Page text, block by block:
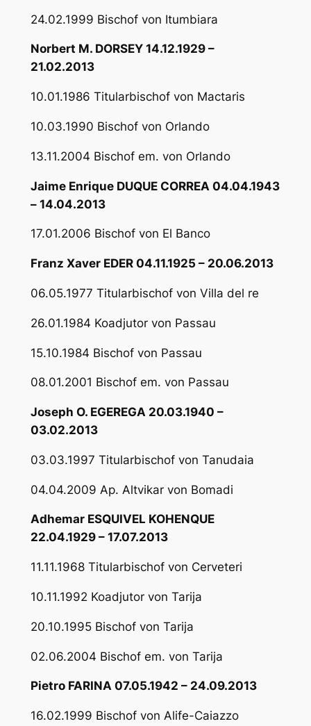
24.02.1999 Bischof von Itumbiara
Norbert M. DORSEY 14.12.1929 –
21.02.2013
10.01.1986 Titularbischof von Mactaris
10.03.1990 Bischof von Orlando
13.11.2004 Bischof em. von Orlando
Jaime Enrique DUQUE CORREA 04.04.1943
– 14.04.2013
17.01.2006 Bischof von El Banco
Franz Xaver EDER 04.11.1925 – 20.06.2013
06.05.1977 Titularbischof von Villa del re
26.01.1984 Koadjutor von Passau
15.10.1984 Bischof von Passau
08.01.2001 Bischof em. von Passau
Joseph O. EGEREGA 20.03.1940 –
03.02.2013
03.03.1997 Titularbischof von Tanudaia
04.04.2009 Ap. Altvikar von Bomadi
Adhemar ESQUIVEL KOHENQUE
22.04.1929 – 17.07.2013
11.11.1968 Titularbischof von Cerveteri
10.11.1992 Koadjutor von Tarija
20.10.1995 Bischof von Tarija
02.06.2004 Bischof em. von Tarija
Pietro FARINA 07.05.1942 – 24.09.2013
16.02.1999 Bischof von Alife-Caiazzo